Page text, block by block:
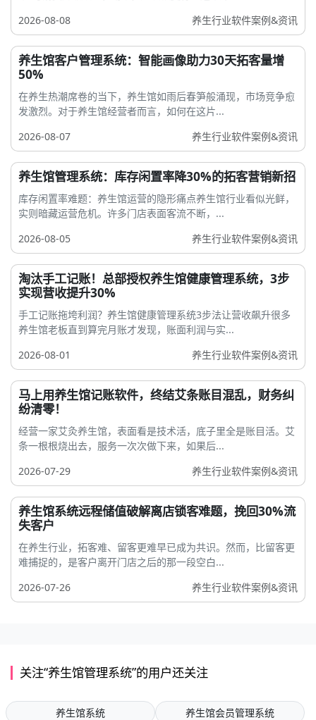
2026-08-08
养生行业软件案例&资讯
养生馆客户管理系统：智能画像助力30天拓客量增
50%
在养生热潮席卷的当下，养生馆如雨后春笋般涌现，市场竞争愈
发激烈。对于养生馆经营者而言，如何在这片...
2026-08-07
养生行业软件案例&资讯
养生馆管理系统：库存闲置率降30%的拓客营销新招
库存闲置率难题：养生馆运营的隐形痛点养生馆行业看似光鲜，
实则暗藏运营危机。许多门店表面客流不断，...
2026-08-05
养生行业软件案例&资讯
淘汰手工记账！总部授权养生馆健康管理系统，3步
实现营收提升30%
手工记账拖垮利润？养生馆健康管理系统3步法让营收飙升很多
养生馆老板直到算完月账才发现，账面利润与实...
2026-08-01
养生行业软件案例&资讯
马上用养生馆记账软件，终结艾条账目混乱，财务纠
纷清零！
经营一家艾灸养生馆，表面看是技术活，底子里全是账目活。艾
条一根根烧出去，服务一次次做下来，如果后...
2026-07-29
养生行业软件案例&资讯
养生馆系统远程储值破解离店锁客难题，挽回30%流
失客户
在养生行业，拓客难、留客更难早已成为共识。然而，比留客更
难捕捉的，是客户离开门店之后的那一段空白...
2026-07-26
养生行业软件案例&资讯
关注“养生馆管理系统”的用户还关注
养生馆系统
养生馆会员管理系统